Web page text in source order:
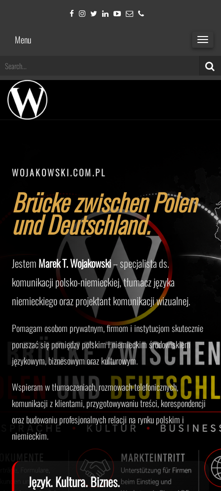
Menu
WOJAKOWSKI.COM.PL
Brücke zwischen Polen
und Deutschland.
JestemMarek T. Wojakowski– specjalista ds.
komunikacji polsko-niemieckiej, tłumacz języka
niemieckiego oraz projektant komunikacji wizualnej.
Pomagam osobom prywatnym, firmom i instytucjom skutecznie
poruszać się pomiędzy polskim i niemieckim środowiskiem
językowym, biznesowym oraz kulturowym.
Wspieram w tłumaczeniach, rozmowach telefonicznych,
komunikacji z klientami, przygotowywaniu treści, korespondencji
oraz budowaniu profesjonalnych relacji na rynku polskim i
niemieckim.
Język. Kultura. Biznes.